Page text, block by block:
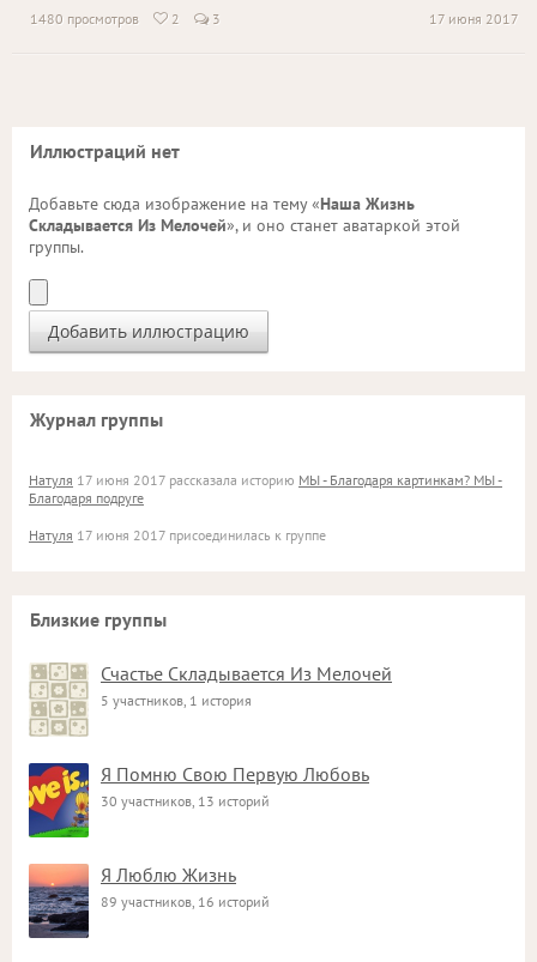
17 июня 2017
1480 просмотров  2 3
Иллюстраций нет
Добавьте сюда изображение на тему «Наша Жизнь
Складывается Из Мелочей», и оно станет аватаркой этой
группы.
Журнал группы
Натуля 17 июня 2017 рассказала историю МЫ - Благодаря картинкам? МЫ -
Благодаря подруге
Натуля 17 июня 2017 присоединилась к группе
Близкие группы
Счастье Складывается Из Мелочей
5 участников, 1 история
Я Помню Свою Первую Любовь
30 участников, 13 историй
Я Люблю Жизнь
89 участников, 16 историй